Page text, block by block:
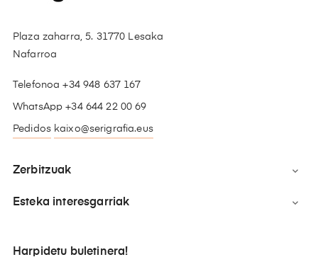
Plaza zaharra, 5. 31770 Lesaka
Nafarroa
Telefonoa +34 948 637 167
WhatsApp +34 644 22 00 69
Pedidos kaixo@serigrafia.eus
Zerbitzuak 
Esteka interesgarriak 
Harpidetu buletinera!